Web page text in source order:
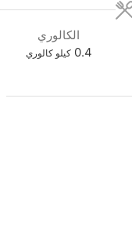
الكالوري
0.4 كيلو كالوري